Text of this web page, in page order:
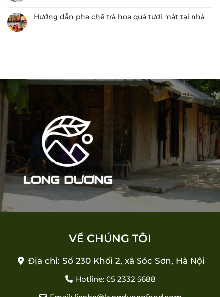
Hướng dẫn pha chế trà hoa quả tươi mát tại nhà
VỀ CHÚNG TÔI
Địa chỉ: Số 230 Khối 2, xã Sóc Sơn, Hà Nội
Hotline: 05 2332 6688